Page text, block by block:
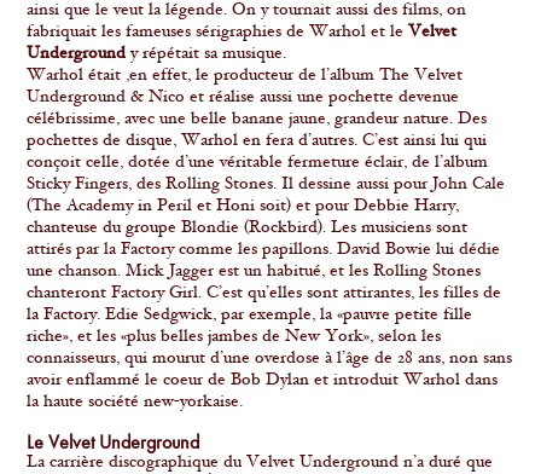
ainsi que le veut la légende. On y tournait aussi des films, on
fabriquait les fameuses sérigraphies de Warhol et le Velvet
Underground y répétait sa musique.
Warhol était ,en effet, le producteur de l’album The Velvet
Underground & Nico et réalise aussi une pochette devenue
célébrissime, avec une belle banane jaune, grandeur nature. Des
pochettes de disque, Warhol en fera d’autres. C’est ainsi lui qui
conçoit celle, dotée d’une véritable fermeture éclair, de l’album
Sticky Fingers, des Rolling Stones. Il dessine aussi pour John Cale
(The Academy in Peril et Honi soit) et pour Debbie Harry,
chanteuse du groupe Blondie (Rockbird). Les musiciens sont
attirés par la Factory comme les papillons. David Bowie lui dédie
une chanson. Mick Jagger est un habitué, et les Rolling Stones
chanteront Factory Girl. C’est qu’elles sont attirantes, les filles de
la Factory. Edie Sedgwick, par exemple, la «pauvre petite fille
riche», et les «plus belles jambes de New York», selon les
connaisseurs, qui mourut d’une overdose à l’âge de 28 ans, non sans
avoir enflammé le coeur de Bob Dylan et introduit Warhol dans
la haute société new-yorkaise.
Le Velvet Underground
La carrière discographique du Velvet Underground n’a duré que